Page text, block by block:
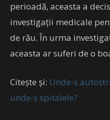
perioadă, aceasta a
investigații medicale
de rău. În urma
aceasta ar suferi de o
Citește și: Unde-s
unde-s spitalele?